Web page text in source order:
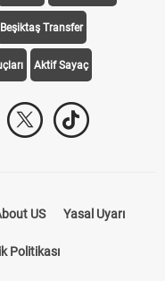
Beşiktaş Transfer
Aktif Sayaç
US Yasal Uyarı
Politikası